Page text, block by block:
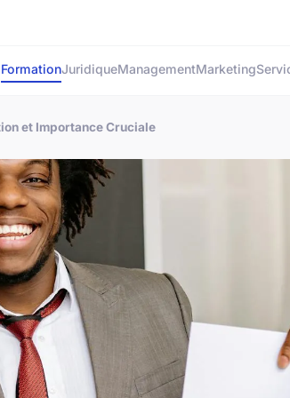
FormationJuridiqueManagementMarketing
et Importance Cruciale